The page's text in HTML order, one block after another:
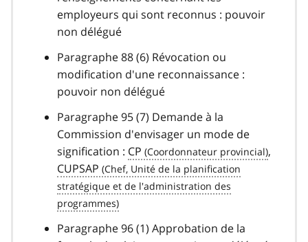
employeurs qui sont reconnus : pouvoir
non délégué
Paragraphe 88 (6) Révocation ou
modification d'une reconnaissance :
pouvoir non délégué
Paragraphe 95 (7) Demande à la
Commission d'envisager un mode de
signification : CP
,
CUPSAP
Paragraphe 96 (1) Approbation de la